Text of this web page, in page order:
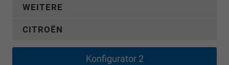
WEITERE
CITROËN
Konfigurator 2